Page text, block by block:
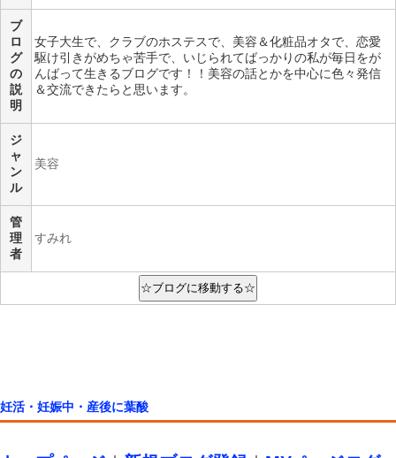
ブ
ロ
グ
の
説
明
女子大生で、クラブのホステスで、美容＆化粧品オタで、恋愛
駆け引きがめちゃ苦手で、いじられてばっかりの私が毎日をが
んばって生きるブログです！！美容の話とかを中心に色々発信
＆交流できたらと思います。
ジ
ャ
ン
ル
美容
管
理
者
すみれ
妊活・妊娠中・産後に葉酸